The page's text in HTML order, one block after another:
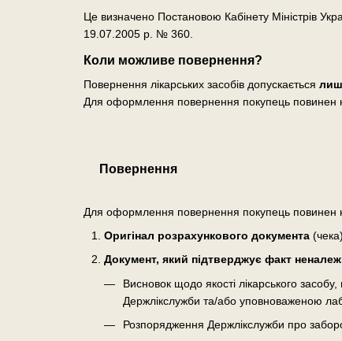
Це визначено Постановою Кабінету Міністрів
19.07.2005 р. № 360.
Коли можливе повернення?
Повернення лікарських засобів допускається
Для оформлення повернення покупець повинен
Повернення
Для оформлення повернення покупець повинен
Оригінал розрахункового документа
Документ, який підтверджує факт
Висновок щодо якості лікарського
Держлікслужби та/або уповноваженою
Розпорядження Держлікслужби про